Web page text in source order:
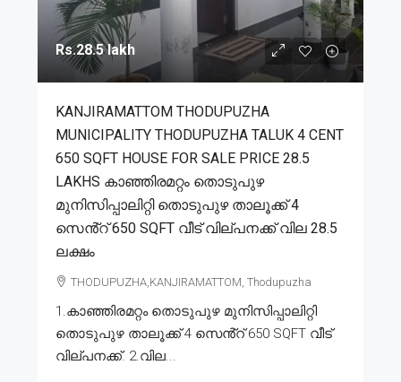
Rs.28.5 lakh
KANJIRAMATTOM THODUPUZHA
MUNICIPALITY THODUPUZHA TALUK 4 CENT
650 SQFT HOUSE FOR SALE PRICE 28.5
LAKHS കാഞ്ഞിരമറ്റം തൊടുപുഴ
മുനിസിപ്പാലിറ്റി തൊടുപുഴ താലൂക്ക് 4
സെൻ്റ് 650 SQFT വീട് വില്പനക്ക് വില 28.5
ലക്ഷം
THODUPUZHA,KANJIRAMATTOM, Thodupuzha
1.കാഞ്ഞിരമറ്റം തൊടുപുഴ മുനിസിപ്പാലിറ്റി
തൊടുപുഴ താലൂക്ക് 4 സെൻ്റ് 650 SQFT വീട്
വില്പനക്ക്. 2.വില...